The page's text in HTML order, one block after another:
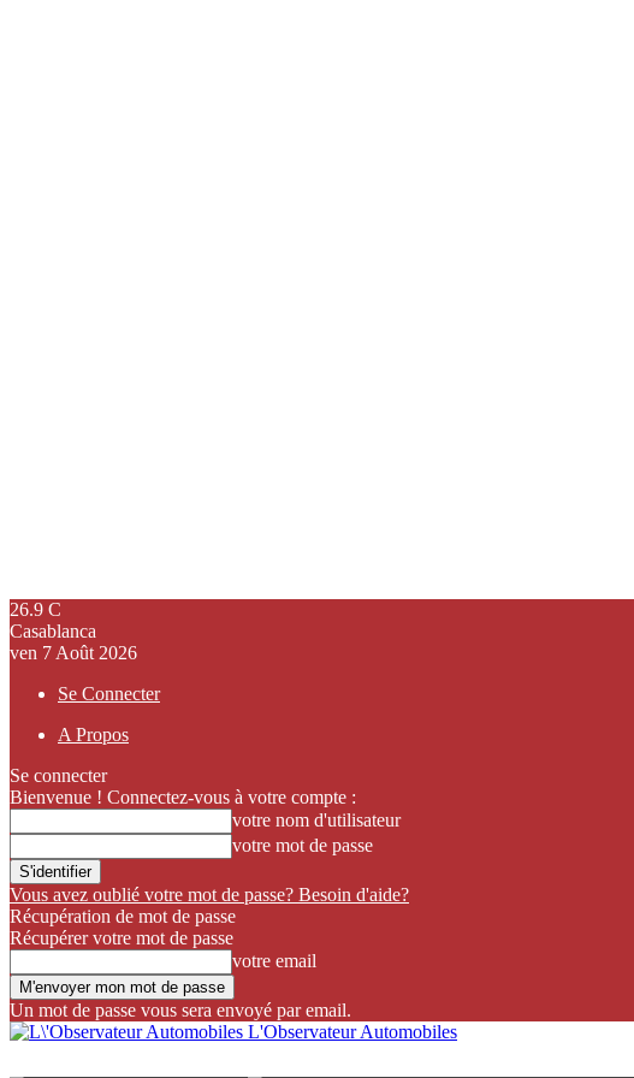
26.9 C
Casablanca
ven 7 Août 2026
Se Connecter
A Propos
Se connecter
Bienvenue ! Connectez-vous à votre compte :
votre nom d'utilisateur
votre mot de passe
Vous avez oublié votre mot de passe? Besoin d'aide?
Récupération de mot de passe
Récupérer votre mot de passe
votre email
Un mot de passe vous sera envoyé par email.
L'Observateur Automobiles